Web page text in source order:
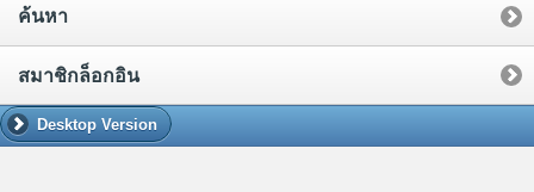
ค้นหา
สมาชิกล็อกอิน
Desktop Version